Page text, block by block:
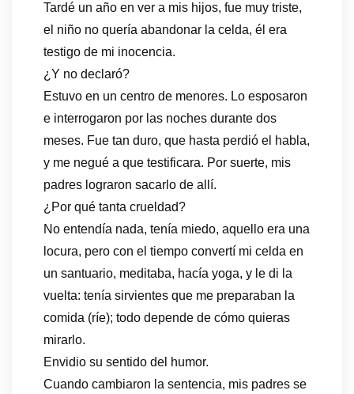
Tardé un año en ver a mis hijos, fue muy triste,
el niño no quería abandonar la celda, él era
testigo de mi inocencia.
¿Y no declaró?
Estuvo en un centro de menores. Lo esposaron
e interrogaron por las noches durante dos
meses. Fue tan duro, que hasta perdió el habla,
y me negué a que testificara. Por suerte, mis
padres lograron sacarlo de allí.
¿Por qué tanta crueldad?
No entendía nada, tenía miedo, aquello era una
locura, pero con el tiempo convertí mi celda en
un santuario, meditaba, hacía yoga, y le di la
vuelta: tenía sirvientes que me preparaban la
comida (ríe); todo depende de cómo quieras
mirarlo.
Envidio su sentido del humor.
Cuando cambiaron la sentencia, mis padres se